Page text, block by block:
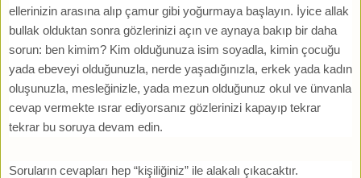
ellerinizin arasına alıp çamur gibi yoğurmaya başlayın. İyice allak
bullak olduktan sonra gözlerinizi açın ve aynaya bakıp bir daha
sorun: ben kimim? Kim olduğunuza isim soyadla, kimin çocuğu
yada ebeveyi olduğunuzla, nerde yaşadığınızla, erkek yada kadın
oluşunuzla, mesleğinizle, yada mezun olduğunuz okul ve ünvanla
cevap vermekte ısrar ediyorsanız gözlerinizi kapayıp tekrar
tekrar bu soruya devam edin.
Soruların cevapları hep “kişiliğiniz” ile alakalı çıkacaktır.